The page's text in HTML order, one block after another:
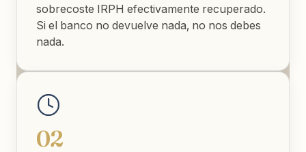
sobrecoste IRPH efectivamente recuperado.
Si el banco no devuelve nada, no nos debes
nada.
02